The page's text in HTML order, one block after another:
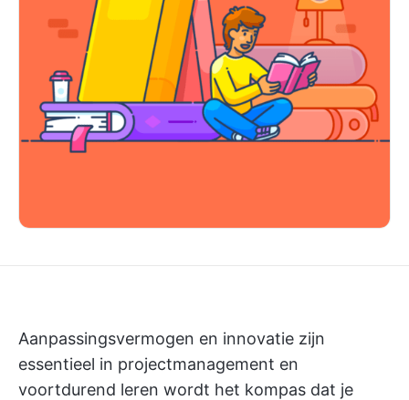
Aanpassingsvermogen en innovatie zijn
essentieel in projectmanagement en
voortdurend leren wordt het kompas dat je